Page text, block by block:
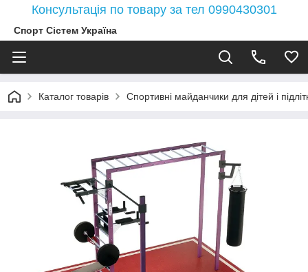
Консультація по товару за тел 0990430301
Спорт Сістем Україна
Каталог товарів Спортивні майданчики для дітей і